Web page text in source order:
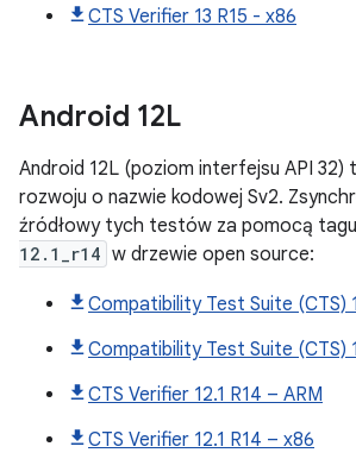
CTS Verifier 13 R15 - x86
Android 12L
Android 12L (poziom interfejsu API 32)
rozwoju o nazwie kodowej Sv2.
źródłowy tych testów za pomocą tagu
12.1_r14 w drzewie open source:
Compatibility Test Suite (CTS)
Compatibility Test Suite (CTS)
CTS Verifier 12.1 R14 – ARM
CTS Verifier 12.1 R14 – x86